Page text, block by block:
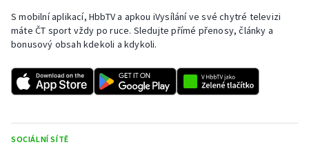
Sportovní střelba
Triatlon
Veslování
S mobilní aplikací, HbbTV a apkou iVysílání ve své chytré televizi
máte ČT sport vždy po ruce. Sledujte přímé přenosy, články a
bonusový obsah kdekoli a kdykoli.
SOCIÁLNÍ SÍTĚ